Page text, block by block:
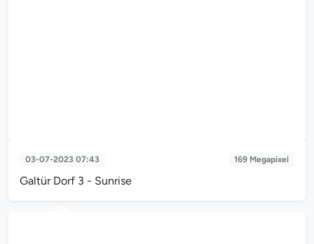
03-07-2023 07:43 169 Megapixel
Galtür Dorf 3 - Sunrise